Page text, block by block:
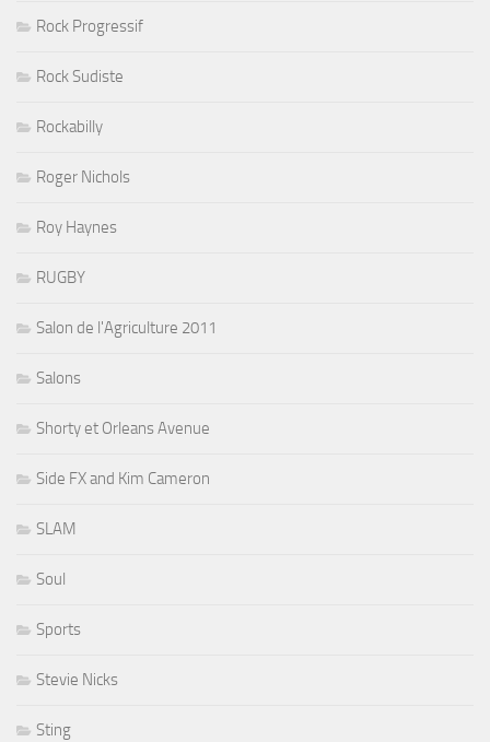
Rock Progressif
Rock Sudiste
Rockabilly
Roger Nichols
Roy Haynes
RUGBY
Salon de l'Agriculture 2011
Salons
Shorty et Orleans Avenue
Side FX and Kim Cameron
SLAM
Soul
Sports
Stevie Nicks
Sting